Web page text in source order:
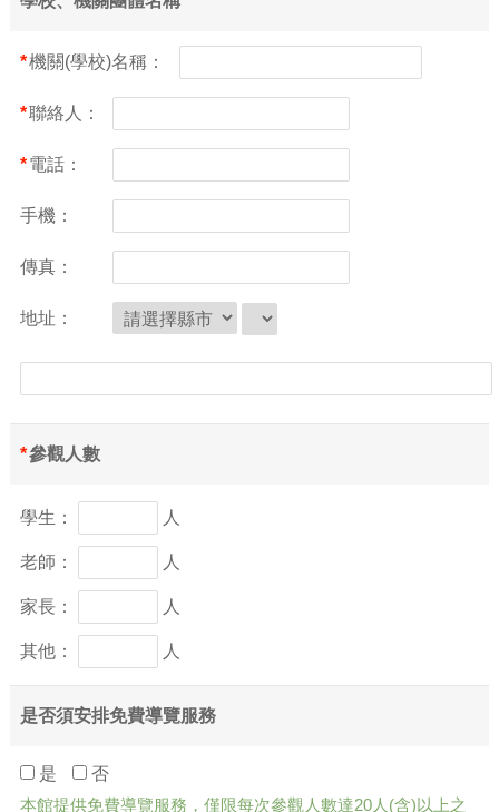
*機關(學校)名稱：
*聯絡人：
* 電話：
手機：
傳真：
地址：
*參觀人數
學生： 人
老師： 人
家長： 人
其他： 人
是否須安排免費導覽服務
是
否
本館提供免費導覽服務，僅限每次參觀人數達20人(含)以上之